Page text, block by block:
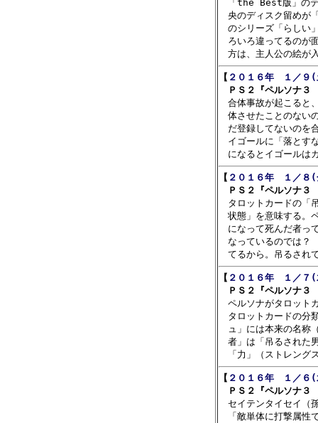
「the Best版」のデ
央のディスク留めが
のシリーズ「らしい
ろいろ違ってるのが
【 ２０１６年　１／９
ＰＳ２『ペルソナ３
合体事故が起こると
体させたことのない
だ登録してないのを
イゴールに「落とす
【 ２０１６年　１／８
ＰＳ２『ペルソナ３
タロットカードの「
状態」を意味する。
になって死んだ者っ
なっているのでは？
【 ２０１６年　１／７
ＰＳ２『ペルソナ３
ペルソナがタロット
タロットカードの分
ュ」には本来の名称
者」は「吊るされた
【 ２０１６年　１／６
ＰＳ２『ペルソナ３
セイテンタイセイ（
「敵単体に打撃属性